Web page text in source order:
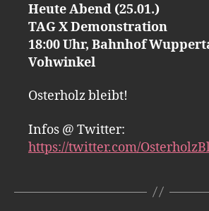
Heute Abend (25.01.)
TAG X Demonstration
18:00 Uhr, Bahnhof
Vohwinkel
Osterholz bleibt!
Infos @ Twitter:
https://twitter.com/